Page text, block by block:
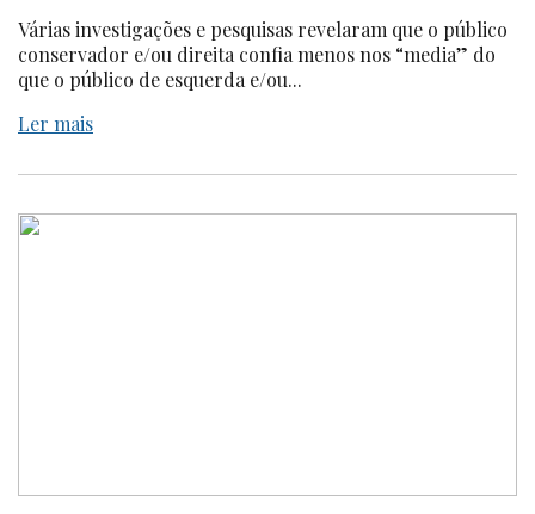
Várias investigações e pesquisas revelaram que o público
conservador e/ou direita confia menos nos “media” do
que o público de esquerda e/ou...
Ler mais